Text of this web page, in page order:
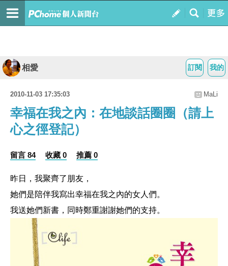
我的
訂閱
相愛
2010-11-03 17:35:03 MaLi
幸福在我之內：在地談話圈圈（請上
心之徑登記）
留言 84 收藏 0 推薦 0
昨日，我聚齊了朋友，
她們是陪伴我寫出幸福在我之內的女人們。
我送她們新書，同時鄭重謝謝她們的支持。